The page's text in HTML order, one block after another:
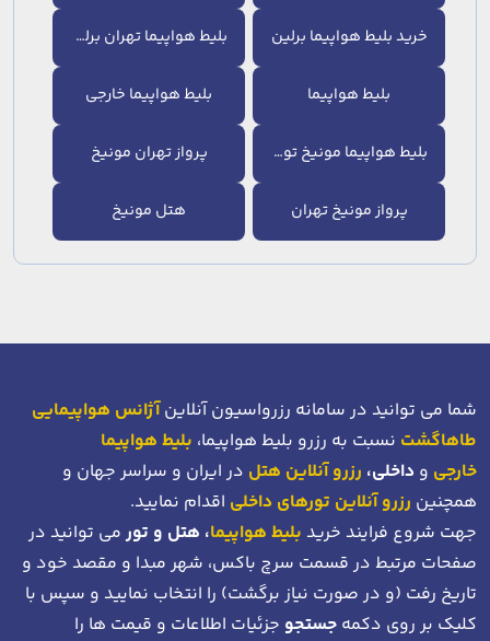
خرید بلیط هواپیما برلین بلیط هواپیما تهران برلین
بلیط هواپیما بلیط هواپیما خارجی
بلیط هواپیما مونیخ تورنتو پرواز تهران مونیخ
پرواز مونیخ تهران هتل مونیخ
شما می توانید در سامانه رزرواسیون آنلاینآژانس هواپیمایی
طاهاگشت نسبت به رزرو بلیط هواپیما، بلیط هواپیما
خارجی و داخلی، رزرو آنلاین هتل در ایران و سراسر جهان و
همچنین رزرو آنلاین تورهای داخلی اقدام نمایید.
جهت شروع فرایند خرید بلیط هواپیما، هتل و تورمی توانید در
صفحات مرتبط در قسمت سرچ باکس، شهر مبدا و مقصد خود و
تاریخ رفت (و در صورت نیاز برگشت) را انتخاب نمایید و سپس با
کلیک بر روی دکمه جستجو جزئیات اطلاعات و قیمت ها را